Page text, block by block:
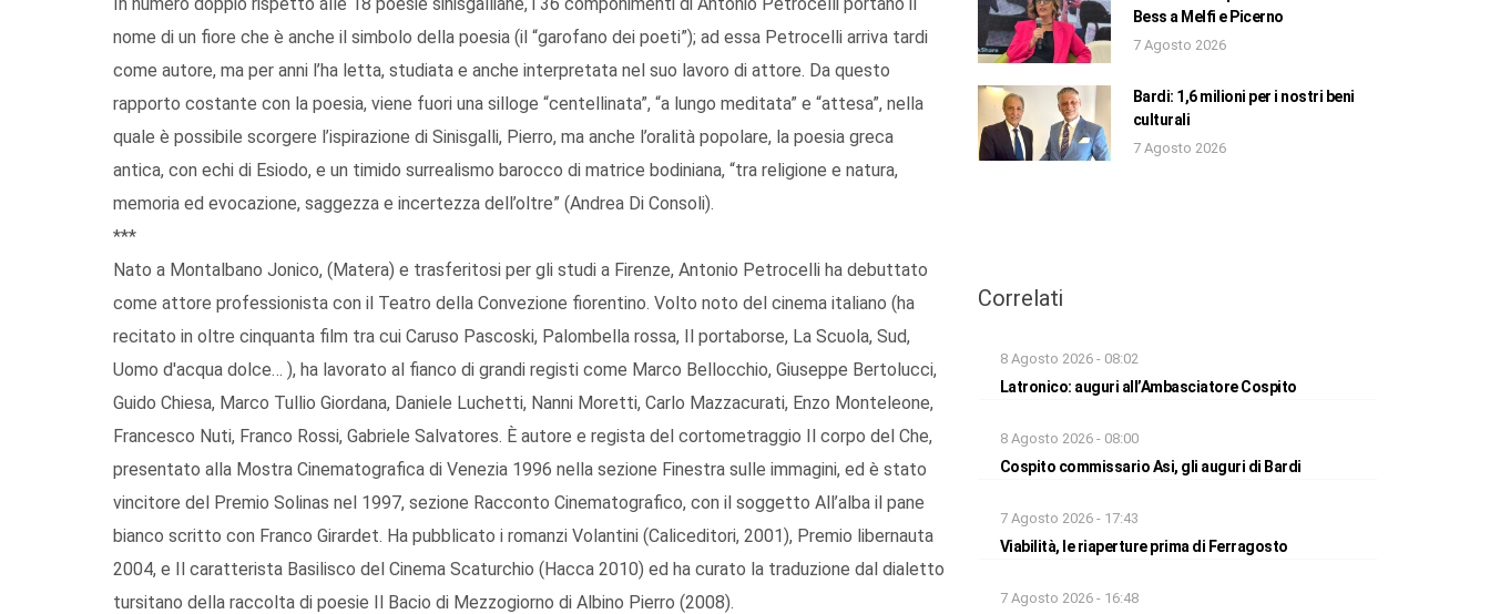
nome di un fiore che è anche il simbolo della poesia (il “garofano dei poeti”); ad essa Petrocelli arriva tardi
come autore, ma per anni l’ha letta, studiata e anche interpretata nel suo lavoro di attore. Da questo
rapporto costante con la poesia, viene fuori una silloge “centellinata”, “a lungo meditata” e “attesa”, nella
quale è possibile scorgere l’ispirazione di Sinisgalli, Pierro, ma anche l’oralità popolare, la poesia greca
antica, con echi di Esiodo, e un timido surrealismo barocco di matrice bodiniana, “tra religione e natura,
memoria ed evocazione, saggezza e incertezza dell’oltre” (Andrea Di Consoli).
***
Nato a Montalbano Jonico, (Matera) e trasferitosi per gli studi a Firenze, Antonio Petrocelli ha debuttato
come attore professionista con il Teatro della Convezione fiorentino. Volto noto del cinema italiano (ha
recitato in oltre cinquanta film tra cui Caruso Pascoski, Palombella rossa, Il portaborse, La Scuola, Sud,
Uomo d'acqua dolce… ), ha lavorato al fianco di grandi registi come Marco Bellocchio, Giuseppe Bertolucci,
Guido Chiesa, Marco Tullio Giordana, Daniele Luchetti, Nanni Moretti, Carlo Mazzacurati, Enzo Monteleone,
Francesco Nuti, Franco Rossi, Gabriele Salvatores. È autore e regista del cortometraggio Il corpo del Che,
presentato alla Mostra Cinematografica di Venezia 1996 nella sezione Finestra sulle immagini, ed è stato
vincitore del Premio Solinas nel 1997, sezione Racconto Cinematografico, con il soggetto All’alba il pane
bianco scritto con Franco Girardet. Ha pubblicato i romanzi Volantini (Caliceditori, 2001), Premio libernauta
2004, e Il caratterista Basilisco del Cinema Scaturchio (Hacca 2010) ed ha curato la traduzione dal dialetto
tursitano della raccolta di poesie Il Bacio di Mezzogiorno di Albino Pierro (2008).
Bess a Melfi e Picerno
7 Agosto 2026
Bardi: 1,6 milioni per i nostri beni
culturali
7 Agosto 2026
Correlati
8 Agosto 2026 - 08:02
Latronico: auguri all’Ambasciatore Cospito
8 Agosto 2026 - 08:00
Cospito commissario Asi, gli auguri di Bardi
7 Agosto 2026 - 17:43
Viabilità, le riaperture prima di Ferragosto
7 Agosto 2026 - 16:48